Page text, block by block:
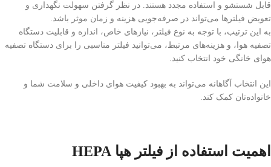
قابل شستشو و استفاده مجدد هستند. در نظر گرفتن سهولت نگهداری و
تعویض فیلترها می‌تواند در صرفه‌جویی هزینه و زمان موثر باشد.
به این ترتیب، با توجه به نوع فیلتر، نیازهای خاص، اندازه و قابلیت دستگاه
تصفیه هوا، و هزینه‌های مرتبط، می‌توانید فیلتر مناسبی را برای دستگاه تصفیه
هوای خانگی خود انتخاب کنید.
این انتخاب آگاهانه می‌تواند به بهبود کیفیت هوای داخلی و سلامت شما و
خانواده‌تان کمک کند.
اهمیت استفاده از فیلتر هپا HEPA